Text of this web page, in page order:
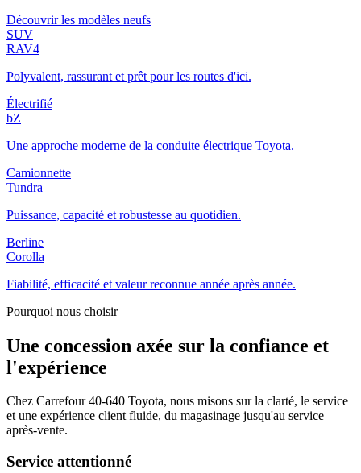
Découvrir les modèles neufs
SUV
RAV4
Polyvalent, rassurant et prêt pour les routes d'ici.
Électrifié
bZ
Une approche moderne de la conduite électrique Toyota.
Camionnette
Tundra
Puissance, capacité et robustesse au quotidien.
Berline
Corolla
Fiabilité, efficacité et valeur reconnue année après année.
Pourquoi nous choisir
Une concession axée sur la confiance et
l'expérience
Chez Carrefour 40-640 Toyota, nous misons sur la clarté, le service
et une expérience client fluide, du magasinage jusqu'au service
après-vente.
Service attentionné